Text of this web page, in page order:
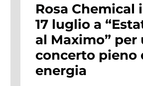
Sophie and the
Giants aprono
la disco dance i
concerti di
al Maximo 2024”